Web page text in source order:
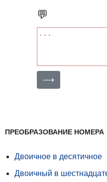
💬
⟶
ПРЕОБРАЗОВАНИЕ НОМЕРА
Двоичное в десятичное
Двоичный в